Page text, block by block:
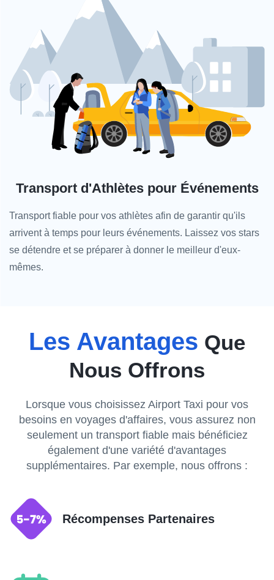
Transport d'Athlètes pour Événements
Transport fiable pour vos athlètes afin de garantir qu'ils
arrivent à temps pour leurs événements. Laissez vos stars
se détendre et se préparer à donner le meilleur d'eux-
mêmes.
Les Avantages Que
Nous Offrons
Lorsque vous choisissez Airport Taxi pour vos
besoins en voyages d'affaires, vous assurez non
seulement un transport fiable mais bénéficiez
également d'une variété d'avantages
supplémentaires. Par exemple, nous offrons :
Récompenses Partenaires